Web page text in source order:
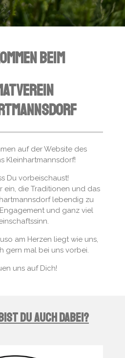
beim
auf der Website des
Kleinhartmannsdorf!
Du vorbeischaust!
ein, die Traditionen und das
lebendig zu
und ganz viel
am Herzen liegt wie uns,
gern mal bei uns vorbei.
uns auf Dich!
du auch dabei?